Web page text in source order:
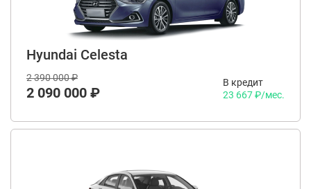
Hyundai Celesta
2 390 000 ₽
2 090 000 ₽
В кредит
23 667 ₽/мес.